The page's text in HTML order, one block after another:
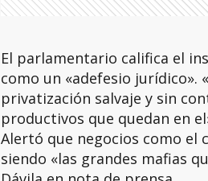
El parlamentario califica el
como un «adefesio
privatización salvaje y sin
productivos que quedan en
Alertó que negocios como el
siendo «las grandes mafias